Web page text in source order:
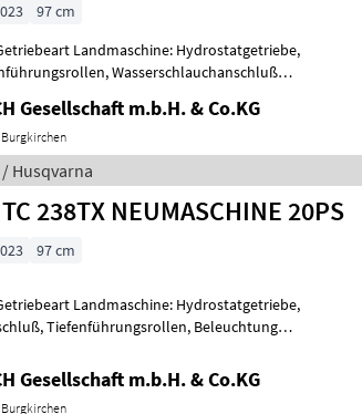
97 cm
Landmaschine: Hydrostatgetriebe,
Wasserschlauchanschluß
Gesellschaft m.b.H. & Co.KG
Husqvarna
238TX NEUMASCHINE 20PS
97 cm
Landmaschine: Hydrostatgetriebe,
Tiefenführungsrollen, Beleuchtung
Gesellschaft m.b.H. & Co.KG